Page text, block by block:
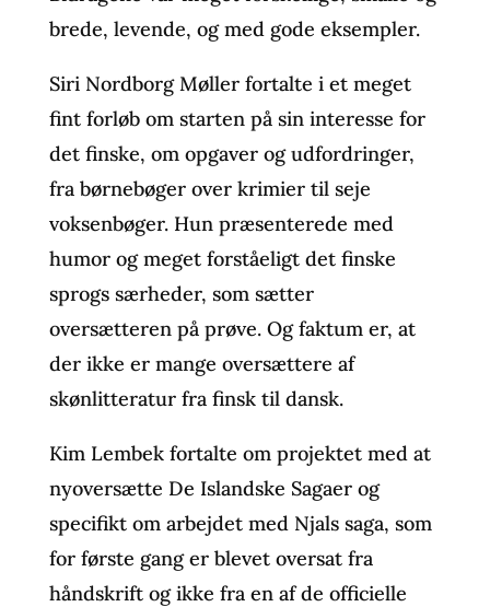
brede, levende, og med gode eksempler.
Siri Nordborg Møller fortalte i et meget
fint forløb om starten på sin interesse for
det finske, om opgaver og udfordringer,
fra børnebøger over krimier til seje
voksenbøger. Hun præsenterede med
humor og meget forståeligt det finske
sprogs særheder, som sætter
oversætteren på prøve. Og faktum er, at
der ikke er mange oversættere af
skønlitteratur fra finsk til dansk.
Kim Lembek fortalte om projektet med at
nyoversætte De Islandske Sagaer og
specifikt om arbejdet med Njals saga, som
for første gang er blevet oversat fra
håndskrift og ikke fra en af de officielle